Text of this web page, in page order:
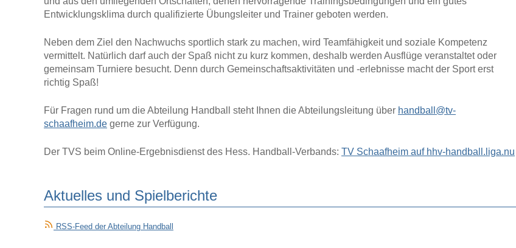
Entwicklungsklima durch qualifizierte Übungsleiter und Trainer geboten werden.
Neben dem Ziel den Nachwuchs sportlich stark zu machen, wird Teamfähigkeit und soziale Kompetenz
vermittelt. Natürlich darf auch der Spaß nicht zu kurz kommen, deshalb werden Ausflüge veranstaltet oder
gemeinsam Turniere besucht. Denn durch Gemeinschaftsaktivitäten und -erlebnisse macht der Sport erst
richtig Spaß!
Für Fragen rund um die Abteilung Handball steht Ihnen die Abteilungsleitung über handball@tv-
schaafheim.de gerne zur Verfügung.
Der TVS beim Online-Ergebnisdienst des Hess. Handball-Verbands: TV Schaafheim auf hhv-handball.liga.nu
Aktuelles und Spielberichte
RSS-Feed der Abteilung Handball